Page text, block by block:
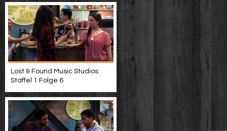
Lost & Found Music Studios
Staffel 1 Folge 6